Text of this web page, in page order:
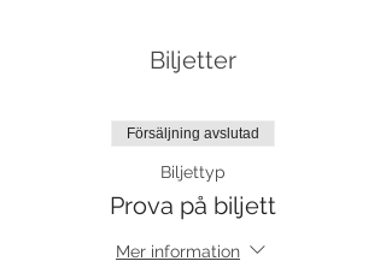
Biljetter
Försäljning avslutad
Biljettyp
Prova på biljett
Mer information